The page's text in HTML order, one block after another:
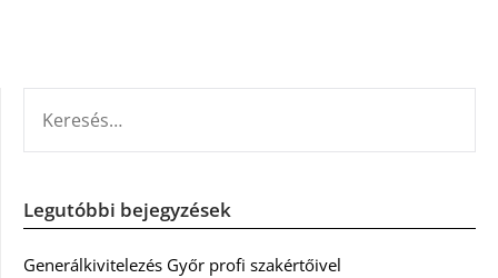
Legutóbbi bejegyzések
Generálkivitelezés Győr profi szakértőivel